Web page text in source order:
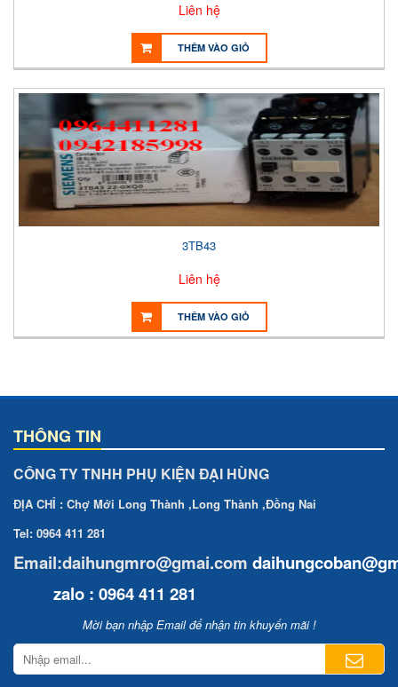
Liên hệ
THÊM VÀO GIỎ
3TB43
Liên hệ
THÊM VÀO GIỎ
THÔNG TIN
CÔNG TY TNHH PHỤ KIỆN ĐẠI HÙNG
ĐỊA CHỈ : Chợ Mới Long Thành ,Long Thành ,Đồng Nai
Tel: 0964 411 281
Email:daihungmro@gmai.com daihungcoban
zalo : 0964 411 281
Mời bạn nhập Email để nhận tin khuyến mãi !